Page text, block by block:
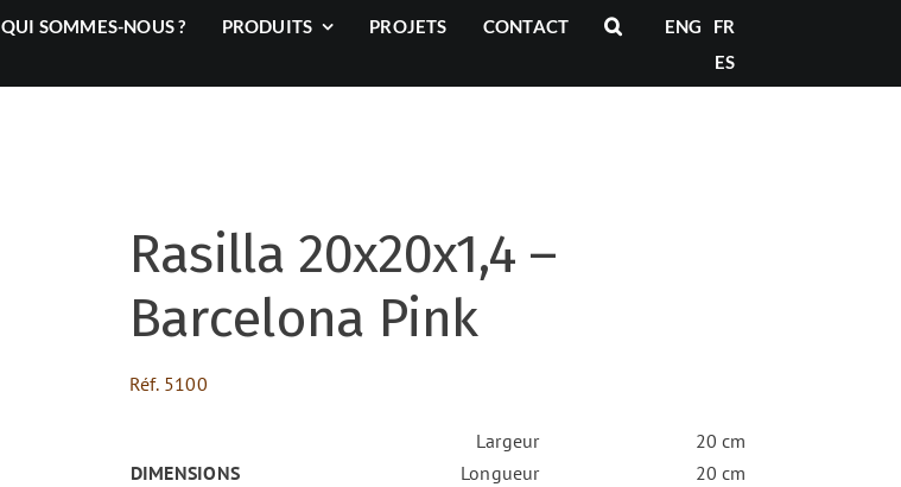
QUI SOMMES-NOUS ? PRODUITS PROJETS CONTACT ENG
FR
ES
Rasilla 20x20x1,4 –
Barcelona Pink
Réf. 5100
DIMENSIONS
Largeur
Longueur
20 cm
20 cm